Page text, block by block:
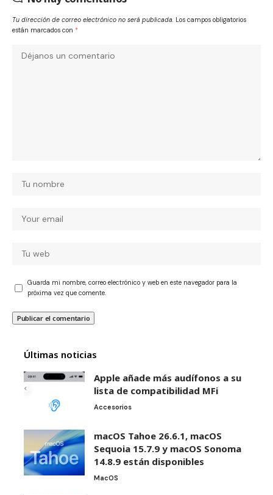
Tu dirección de correo electrónico no será publicada. Los campos obligatorios
están marcados con *
Guarda mi nombre, correo electrónico y web en este navegador para la
próxima vez que comente.
Últimas noticias
Apple añade más audífonos a su
lista de compatibilidad MFi
Accesorios
macOS Tahoe 26.6.1, macOS
Sequoia 15.7.9 y macOS Sonoma
14.8.9 están disponibles
MacOS